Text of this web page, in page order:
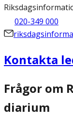
020-349 000
Kontakta
Frågor om
diarium